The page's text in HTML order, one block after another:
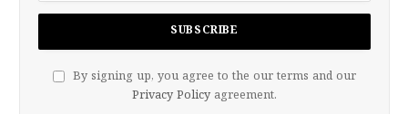
By signing up, you agree to the our terms and our
Privacy Policy agreement.